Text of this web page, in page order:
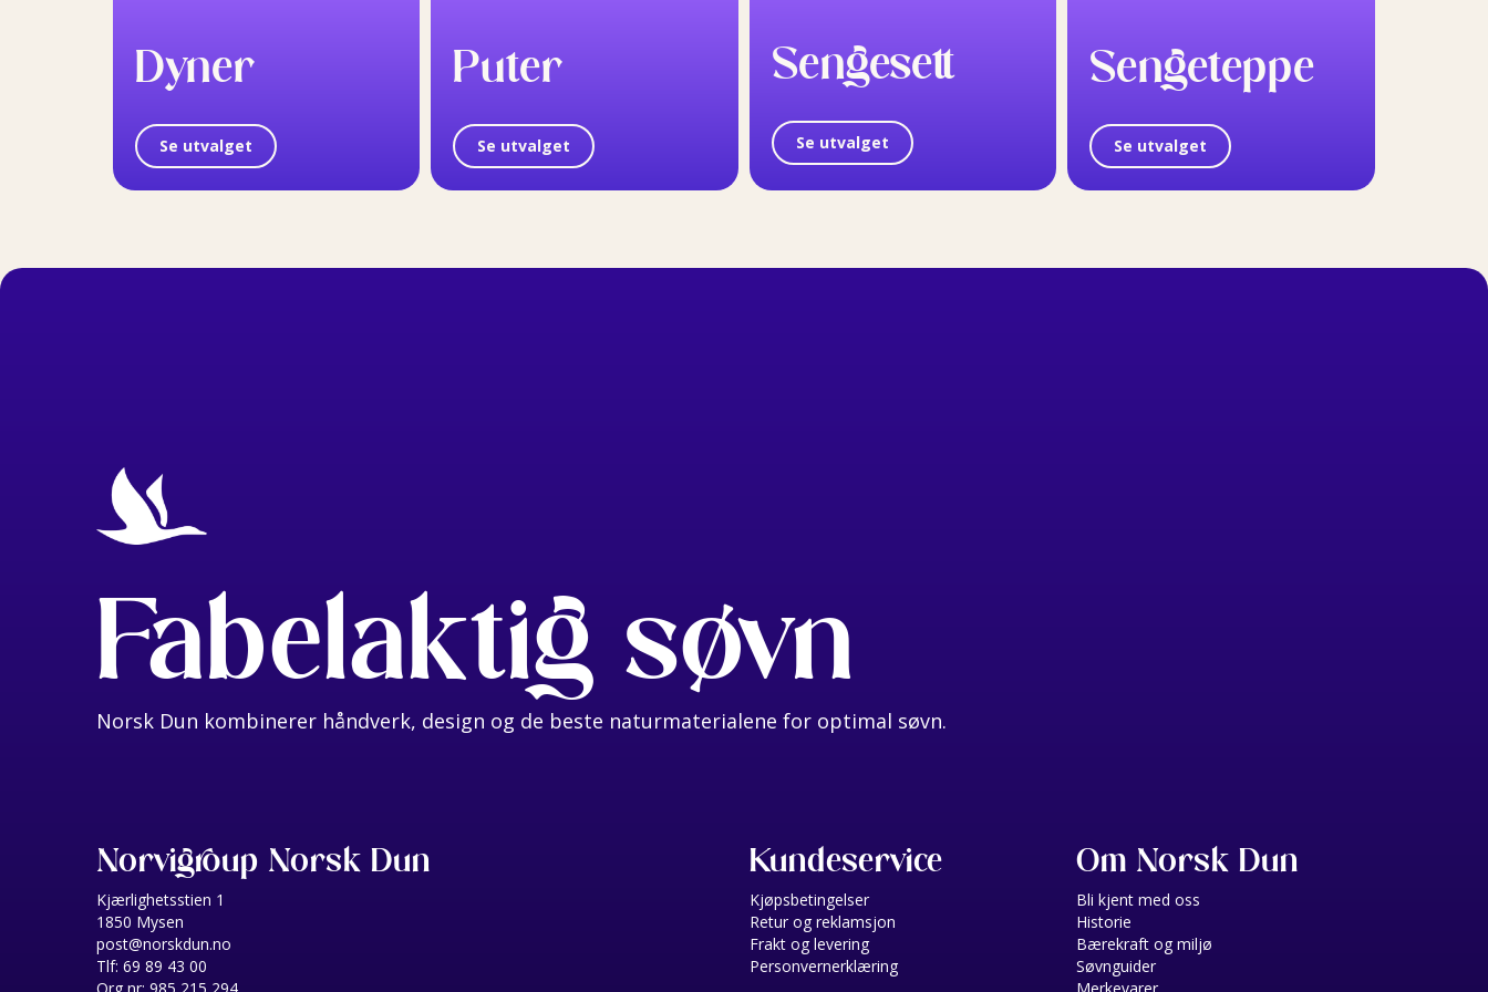
Dyner
Se utvalget
Puter
Se utvalget
Sengesett
Se utvalget
Sengeteppe
Se utvalget
Fabelaktig søvn
Norsk Dun kombinerer håndverk, design og de beste naturmaterialene for optimal søvn.
Norvigroup Norsk Dun
Kjærlighetsstien 1
1850 Mysen
post@norskdun.no
Tlf: 69 89 43 00
Kundeservice
Kjøpsbetingelser
Retur og reklamsjon
Frakt og levering
Personvernerklæring
Om Norsk Dun
Bli kjent med oss
Historie
Bærekraft og miljø
Søvnguider